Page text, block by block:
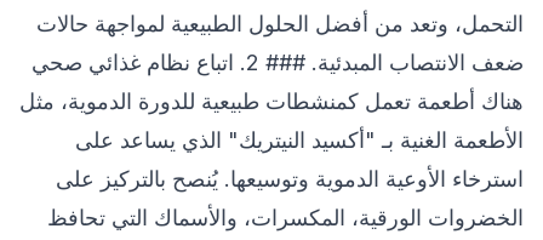
التحمل، وتعد من أفضل الحلول الطبيعية لمواجهة حالات
ضعف الانتصاب المبدئية. ### 2. اتباع نظام غذائي صحي
هناك أطعمة تعمل كمنشطات طبيعية للدورة الدموية، مثل
الأطعمة الغنية بـ "أكسيد النيتريك" الذي يساعد على
استرخاء الأوعية الدموية وتوسيعها. يُنصح بالتركيز على
الخضروات الورقية، المكسرات، والأسماك التي تحافظ